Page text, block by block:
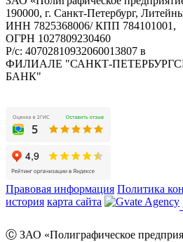
190000, г. Санкт-Петербург,
ИНН 7825368006/ КПП 784101001,
ОГРН 1027809230460
Р/с: 40702810932060013807 в
ФИЛИАЛЕ "САНКТ-
БАНК"
Правовая информация Политика
история карта сайта
Ⓒ ЗАО «Полиграфическое